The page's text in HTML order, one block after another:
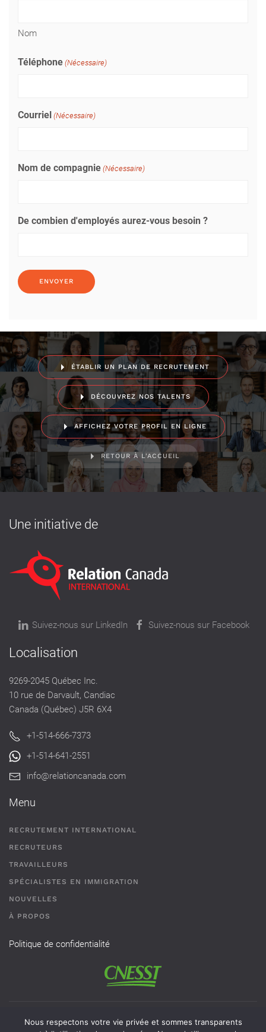
Nom
Téléphone (Nécessaire)
Courriel (Nécessaire)
Nom de compagnie (Nécessaire)
De combien d'employés aurez-vous besoin ?
ÉTABLIR UN PLAN DE RECRUTEMENT
DÉCOUVREZ NOS TALENTS
AFFICHEZ VOTRE PROFIL EN LIGNE
RETOUR À L'ACCUEIL
Une initiative de
Suivez-nous sur LinkedIn Suivez-nous sur Facebook
Localisation
9269-2045 Québec Inc.
10 rue de Darvault, Candiac
Canada (Québec) J5R 6X4
+1-514-666-7373
+1-514-641-2551
info@relationcanada.com
Menu
RECRUTEMENT INTERNATIONAL
RECRUTEURS
TRAVAILLEURS
SPÉCIALISTES EN IMMIGRATION
NOUVELLES
À PROPOS
Politique de confidentialité
Permis de recrutement # AR-2101593 - Une agence de
Nous respectons votre vie privée et sommes transparents